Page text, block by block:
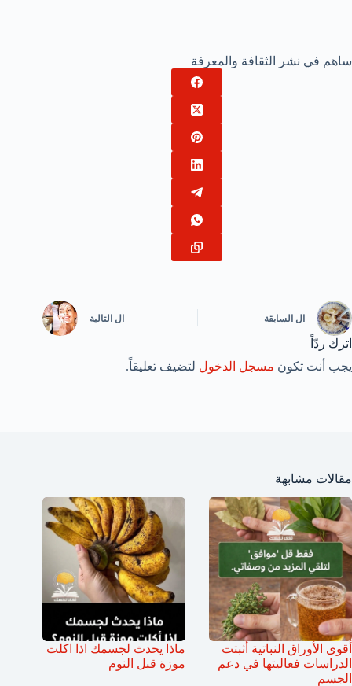
ساهم في نشر الثقافة والمعرفة
ال السابقة ال التالية
اترك ردّاً
يجب أنت تكون مسجل الدخول لتضيف تعليقاً.
مقالات مشابهة
أقوى الأوراق النباتية أثبتت
الدراسات فعاليتها في دعم
الجسم
ماذا يحدث لجسمك اذا اكلت
موزة قبل النوم